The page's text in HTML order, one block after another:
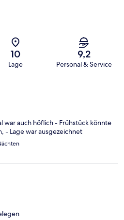
10
Lage
9,2
Personal & Service
war auch höflich - Frühstück könnte
- Lage war ausgezeichnet